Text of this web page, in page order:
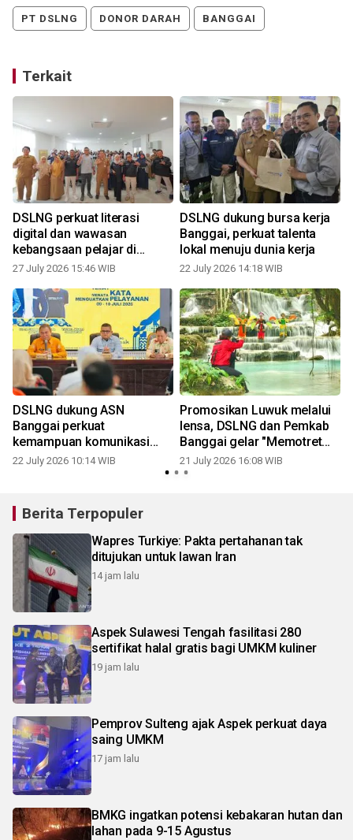
PT DSLNG DONOR DARAH BANGGAI
Terkait
DSLNG perkuat literasi
digital dan wawasan
kebangsaan pelajar di
Banggai
27 July 2026 15:46 WIB
DSLNG dukung bursa kerja
Banggai, perkuat talenta
lokal menuju dunia kerja
22 July 2026 14:18 WIB
DSLNG dukung ASN
Banggai perkuat
kemampuan komunikasi
publik
22 July 2026 10:14 WIB
Promosikan Luwuk melalui
lensa, DSLNG dan Pemkab
Banggai gelar "Memotret
Kota"
21 July 2026 16:08 WIB
Berita Terpopuler
Wapres Turkiye: Pakta pertahanan tak
ditujukan untuk lawan Iran
14 jam lalu
Aspek Sulawesi Tengah fasilitasi 280
sertifikat halal gratis bagi UMKM kuliner
19 jam lalu
Pemprov Sulteng ajak Aspek perkuat daya
saing UMKM
17 jam lalu
BMKG ingatkan potensi kebakaran hutan dan
lahan pada 9-15 Agustus